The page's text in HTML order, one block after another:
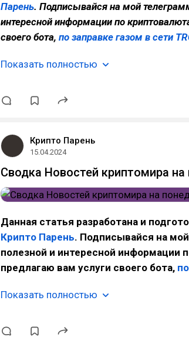
Парень. Подписывайся на мой
интересной информации по
своего бота, по заправке газом в сети
Показать полностью
Крипто Парень
15.04.2024
Сводка Новостей криптомира на
Данная статья разработана и
Крипто Парень. Подписывайся на
полезной и интересной информации
предлагаю вам услуги своего бота,
Показать полностью